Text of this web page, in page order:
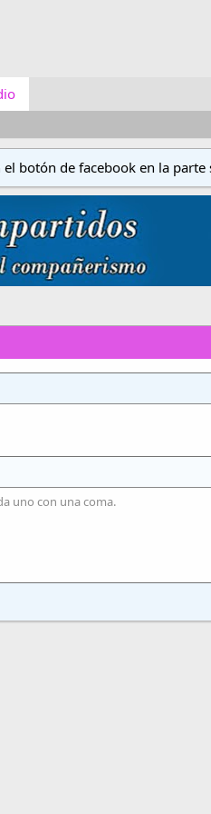
botón de facebook en la
uno con una coma.